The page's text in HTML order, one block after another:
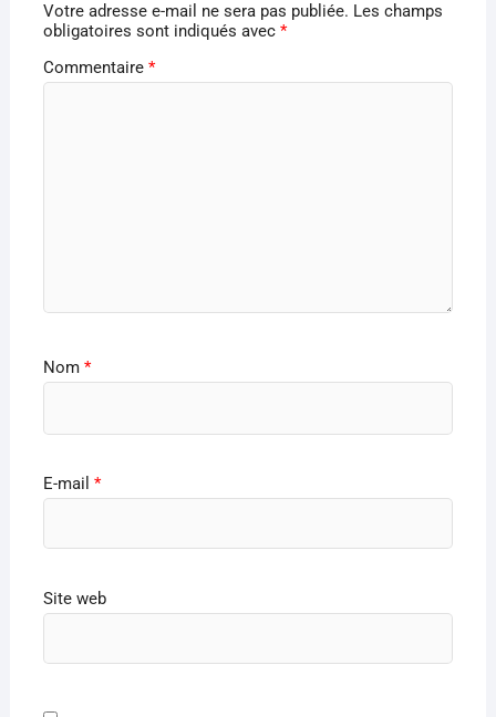
Votre adresse e-mail ne sera pas publiée. Les champs
obligatoires sont indiqués avec *
Commentaire *
Nom *
E-mail *
Site web